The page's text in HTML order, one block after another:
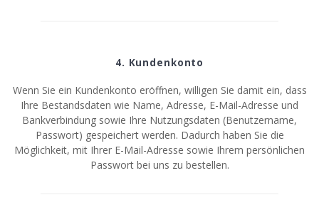
4. Kundenkonto
Wenn Sie ein Kundenkonto eröffnen, willigen Sie damit ein, dass
Ihre Bestandsdaten wie Name, Adresse, E-Mail-Adresse und
Bankverbindung sowie Ihre Nutzungsdaten (Benutzername,
Passwort) gespeichert werden. Dadurch haben Sie die
Möglichkeit, mit Ihrer E-Mail-Adresse sowie Ihrem persönlichen
Passwort bei uns zu bestellen.